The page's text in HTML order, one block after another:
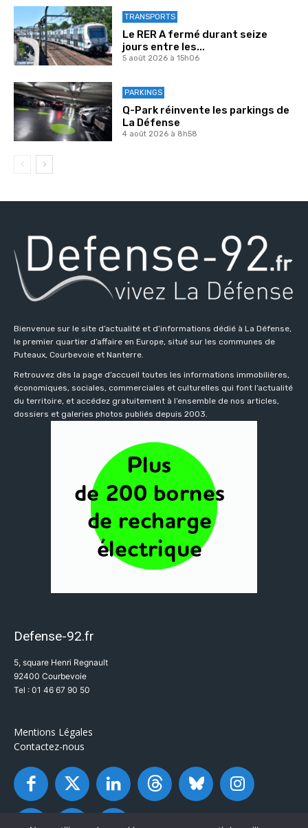
TRANSPORTS
Le RER A fermé durant seize
jours entre les...
5 août 2026 à 15h06
PARKINGS
Q-Park réinvente les parkings de
La Défense
4 août 2026 à 8h58
Bienvenue sur le site d’actualité et d’informations dédié à La Défense,
le premier quartier d’affaire en Europe, situé sur les communes de
Puteaux, Courbevoie et Nanterre.
Retrouvez dès la page d’accueil toutes les informations immobilières,
économiques, sociales, commerciales et culturelles qui font l’actualité
du territoire, et accédez gratuitement à l’ensemble de nos articles,
dossiers et galeries photos publiés depuis 2003.
Defense-92.fr
5, square Henri Regnault
92400 Courbevoie
Tel : 01 46 67 90 50
Mentions Légales
Contactez-nous